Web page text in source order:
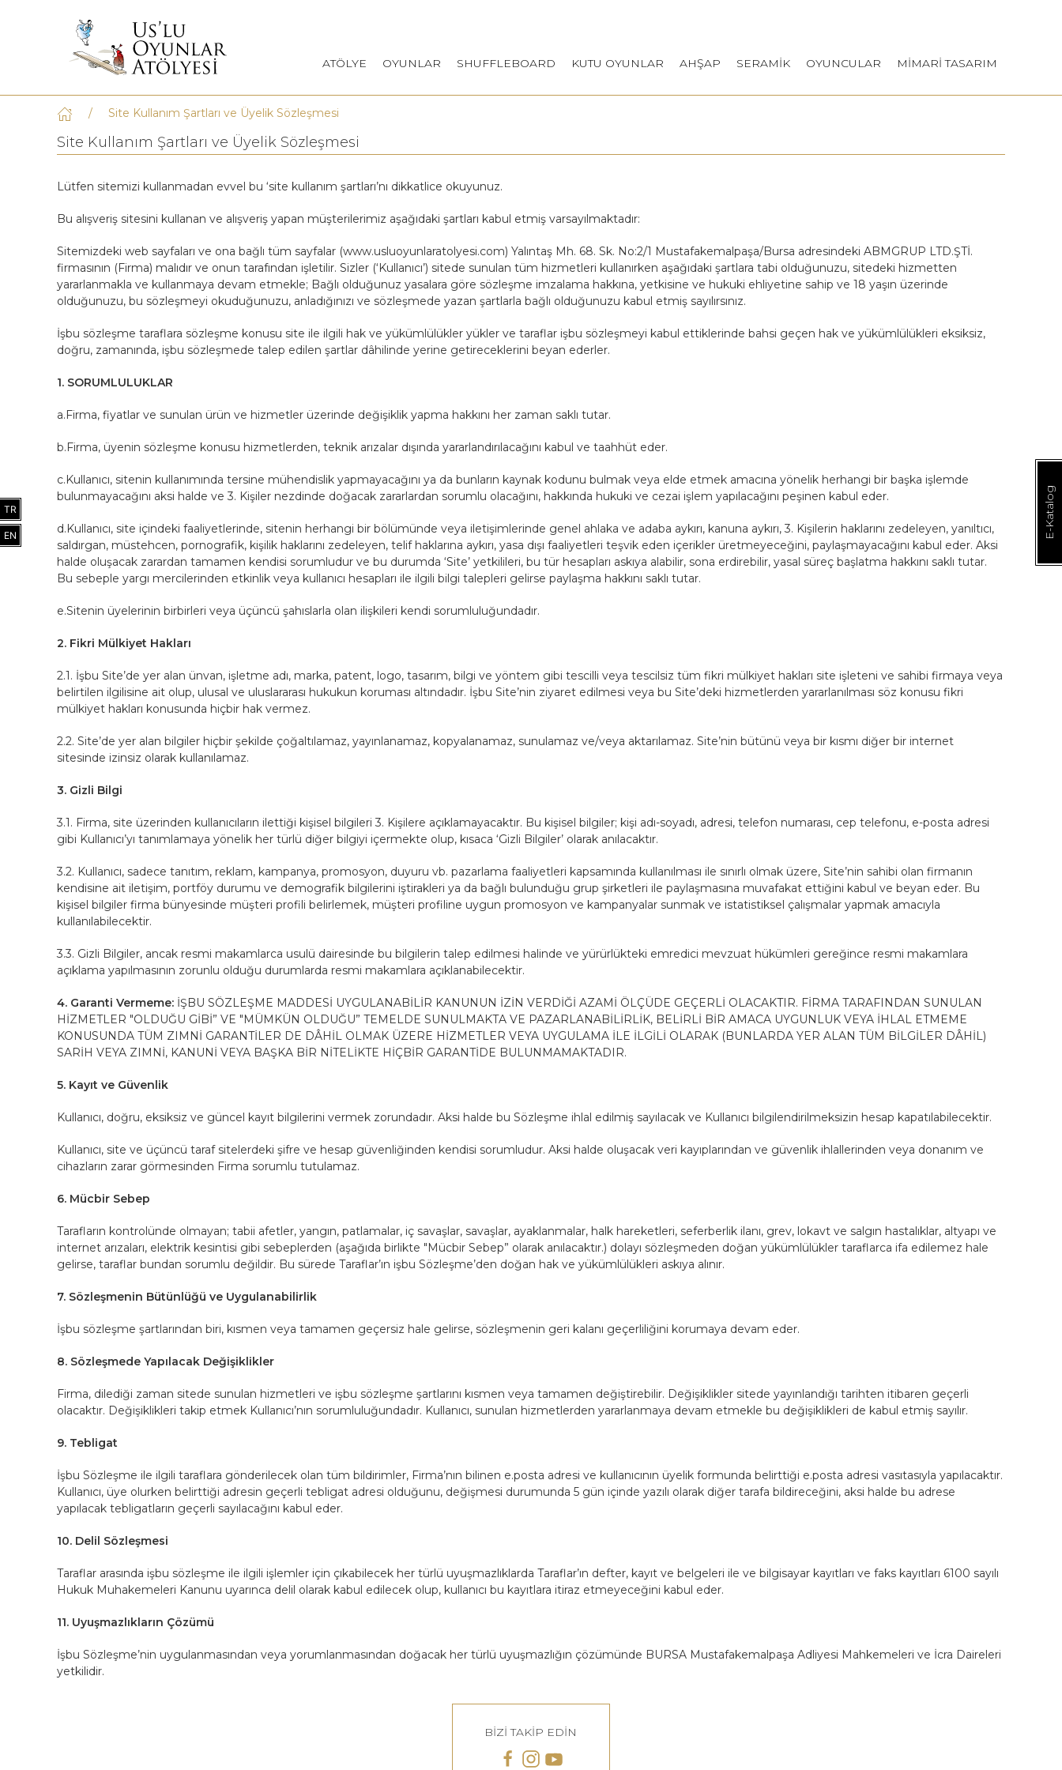
ATÖLYE OYUNLAR SHUFFLEBOARD KUTU OYUNLAR AHŞAP SERAMİK OYUNCULAR MİMARİ TASARIM
Site Kullanım Şartları ve Üyelik Sözleşmesi
Site Kullanım Şartları ve Üyelik Sözleşmesi
Lütfen sitemizi kullanmadan evvel bu ‘site kullanım şartları’nı dikkatlice okuyunuz.
Bu alışveriş sitesini kullanan ve alışveriş yapan müşterilerimiz aşağıdaki şartları kabul etmiş varsayılmaktadır:
Sitemizdeki web sayfaları ve ona bağlı tüm sayfalar (www.usluoyunlaratolyesi.com) Yalıntaş Mh. 68. Sk. No:2/1 Mustafakemalpaşa/Bursa adresindeki ABMGRUP LTD.ŞTİ.
firmasının (Firma) malıdır ve onun tarafından işletilir. Sizler (‘Kullanıcı’) sitede sunulan tüm hizmetleri kullanırken aşağıdaki şartlara tabi olduğunuzu, sitedeki hizmetten
yararlanmakla ve kullanmaya devam etmekle; Bağlı olduğunuz yasalara göre sözleşme imzalama hakkına, yetkisine ve hukuki ehliyetine sahip ve 18 yaşın üzerinde
olduğunuzu, bu sözleşmeyi okuduğunuzu, anladığınızı ve sözleşmede yazan şartlarla bağlı olduğunuzu kabul etmiş sayılırsınız.
İşbu sözleşme taraflara sözleşme konusu site ile ilgili hak ve yükümlülükler yükler ve taraflar işbu sözleşmeyi kabul ettiklerinde bahsi geçen hak ve yükümlülükleri eksiksiz,
doğru, zamanında, işbu sözleşmede talep edilen şartlar dâhilinde yerine getireceklerini beyan ederler.
1. SORUMLULUKLAR
a.Firma, fiyatlar ve sunulan ürün ve hizmetler üzerinde değişiklik yapma hakkını her zaman saklı tutar.
b.Firma, üyenin sözleşme konusu hizmetlerden, teknik arızalar dışında yararlandırılacağını kabul ve taahhüt eder.
c.Kullanıcı, sitenin kullanımında tersine mühendislik yapmayacağını ya da bunların kaynak kodunu bulmak veya elde etmek amacına yönelik herhangi bir başka işlemde
bulunmayacağını aksi halde ve 3. Kişiler nezdinde doğacak zararlardan sorumlu olacağını, hakkında hukuki ve cezai işlem yapılacağını peşinen kabul eder.
d.Kullanıcı, site içindeki faaliyetlerinde, sitenin herhangi bir bölümünde veya iletişimlerinde genel ahlaka ve adaba aykırı, kanuna aykırı, 3. Kişilerin haklarını zedeleyen, yanıltıcı,
saldırgan, müstehcen, pornografik, kişilik haklarını zedeleyen, telif haklarına aykırı, yasa dışı faaliyetleri teşvik eden içerikler üretmeyeceğini, paylaşmayacağını kabul eder. Aksi
halde oluşacak zarardan tamamen kendisi sorumludur ve bu durumda ‘Site’ yetkilileri, bu tür hesapları askıya alabilir, sona erdirebilir, yasal süreç başlatma hakkını saklı tutar.
Bu sebeple yargı mercilerinden etkinlik veya kullanıcı hesapları ile ilgili bilgi talepleri gelirse paylaşma hakkını saklı tutar.
e.Sitenin üyelerinin birbirleri veya üçüncü şahıslarla olan ilişkileri kendi sorumluluğundadır.
2. Fikri Mülkiyet Hakları
2.1. İşbu Site’de yer alan ünvan, işletme adı, marka, patent, logo, tasarım, bilgi ve yöntem gibi tescilli veya tescilsiz tüm fikri mülkiyet hakları site işleteni ve sahibi firmaya veya
belirtilen ilgilisine ait olup, ulusal ve uluslararası hukukun koruması altındadır. İşbu Site’nin ziyaret edilmesi veya bu Site’deki hizmetlerden yararlanılması söz konusu fikri
mülkiyet hakları konusunda hiçbir hak vermez.
2.2. Site’de yer alan bilgiler hiçbir şekilde çoğaltılamaz, yayınlanamaz, kopyalanamaz, sunulamaz ve/veya aktarılamaz. Site’nin bütünü veya bir kısmı diğer bir internet
sitesinde izinsiz olarak kullanılamaz.
3. Gizli Bilgi
3.1. Firma, site üzerinden kullanıcıların ilettiği kişisel bilgileri 3. Kişilere açıklamayacaktır. Bu kişisel bilgiler; kişi adı-soyadı, adresi, telefon numarası, cep telefonu, e-posta adresi
gibi Kullanıcı’yı tanımlamaya yönelik her türlü diğer bilgiyi içermekte olup, kısaca ‘Gizli Bilgiler’ olarak anılacaktır.
3.2. Kullanıcı, sadece tanıtım, reklam, kampanya, promosyon, duyuru vb. pazarlama faaliyetleri kapsamında kullanılması ile sınırlı olmak üzere, Site’nin sahibi olan firmanın
kendisine ait iletişim, portföy durumu ve demografik bilgilerini iştirakleri ya da bağlı bulunduğu grup şirketleri ile paylaşmasına muvafakat ettiğini kabul ve beyan eder. Bu
kişisel bilgiler firma bünyesinde müşteri profili belirlemek, müşteri profiline uygun promosyon ve kampanyalar sunmak ve istatistiksel çalışmalar yapmak amacıyla
kullanılabilecektir.
3.3. Gizli Bilgiler, ancak resmi makamlarca usulü dairesinde bu bilgilerin talep edilmesi halinde ve yürürlükteki emredici mevzuat hükümleri gereğince resmi makamlara
açıklama yapılmasının zorunlu olduğu durumlarda resmi makamlara açıklanabilecektir.
4. Garanti Vermeme: İŞBU SÖZLEŞME MADDESİ UYGULANABİLİR KANUNUN İZİN VERDİĞİ AZAMİ ÖLÇÜDE GEÇERLİ OLACAKTIR. FİRMA TARAFINDAN SUNULAN
HİZMETLER "OLDUĞU GİBİ” VE "MÜMKÜN OLDUĞU” TEMELDE SUNULMAKTA VE PAZARLANABİLİRLİK, BELİRLİ BİR AMACA UYGUNLUK VEYA İHLAL ETMEME
KONUSUNDA TÜM ZIMNİ GARANTİLER DE DÂHİL OLMAK ÜZERE HİZMETLER VEYA UYGULAMA İLE İLGİLİ OLARAK (BUNLARDA YER ALAN TÜM BİLGİLER DÂHİL)
SARİH VEYA ZIMNİ, KANUNİ VEYA BAŞKA BİR NİTELİKTE HİÇBİR GARANTİDE BULUNMAMAKTADIR.
5. Kayıt ve Güvenlik
Kullanıcı, doğru, eksiksiz ve güncel kayıt bilgilerini vermek zorundadır. Aksi halde bu Sözleşme ihlal edilmiş sayılacak ve Kullanıcı bilgilendirilmeksizin hesap kapatılabilecektir.
Kullanıcı, site ve üçüncü taraf sitelerdeki şifre ve hesap güvenliğinden kendisi sorumludur. Aksi halde oluşacak veri kayıplarından ve güvenlik ihlallerinden veya donanım ve
cihazların zarar görmesinden Firma sorumlu tutulamaz.
6. Mücbir Sebep
Tarafların kontrolünde olmayan; tabii afetler, yangın, patlamalar, iç savaşlar, savaşlar, ayaklanmalar, halk hareketleri, seferberlik ilanı, grev, lokavt ve salgın hastalıklar, altyapı ve
internet arızaları, elektrik kesintisi gibi sebeplerden (aşağıda birlikte "Mücbir Sebep” olarak anılacaktır.) dolayı sözleşmeden doğan yükümlülükler taraflarca ifa edilemez hale
gelirse, taraflar bundan sorumlu değildir. Bu sürede Taraflar’ın işbu Sözleşme’den doğan hak ve yükümlülükleri askıya alınır.
7. Sözleşmenin Bütünlüğü ve Uygulanabilirlik
İşbu sözleşme şartlarından biri, kısmen veya tamamen geçersiz hale gelirse, sözleşmenin geri kalanı geçerliliğini korumaya devam eder.
8. Sözleşmede Yapılacak Değişiklikler
Firma, dilediği zaman sitede sunulan hizmetleri ve işbu sözleşme şartlarını kısmen veya tamamen değiştirebilir. Değişiklikler sitede yayınlandığı tarihten itibaren geçerli
olacaktır. Değişiklikleri takip etmek Kullanıcı’nın sorumluluğundadır. Kullanıcı, sunulan hizmetlerden yararlanmaya devam etmekle bu değişiklikleri de kabul etmiş sayılır.
9. Tebligat
İşbu Sözleşme ile ilgili taraflara gönderilecek olan tüm bildirimler, Firma’nın bilinen e.posta adresi ve kullanıcının üyelik formunda belirttiği e.posta adresi vasıtasıyla yapılacaktır.
Kullanıcı, üye olurken belirttiği adresin geçerli tebligat adresi olduğunu, değişmesi durumunda 5 gün içinde yazılı olarak diğer tarafa bildireceğini, aksi halde bu adrese
yapılacak tebligatların geçerli sayılacağını kabul eder.
10. Delil Sözleşmesi
Taraflar arasında işbu sözleşme ile ilgili işlemler için çıkabilecek her türlü uyuşmazlıklarda Taraflar’ın defter, kayıt ve belgeleri ile ve bilgisayar kayıtları ve faks kayıtları 6100 sayılı
Hukuk Muhakemeleri Kanunu uyarınca delil olarak kabul edilecek olup, kullanıcı bu kayıtlara itiraz etmeyeceğini kabul eder.
11. Uyuşmazlıkların Çözümü
İşbu Sözleşme’nin uygulanmasından veya yorumlanmasından doğacak her türlü uyuşmazlığın çözümünde BURSA Mustafakemalpaşa Adliyesi Mahkemeleri ve İcra Daireleri
yetkilidir.
BİZİ TAKİP EDİN
E-Katalog
TR
EN